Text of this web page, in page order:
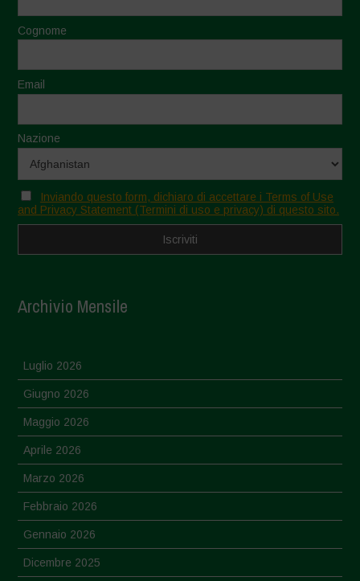
Cognome
Email
Nazione
Inviando questo form, dichiaro di accettare i Terms of Use
and Privacy Statement (Termini di uso e privacy) di questo sito.
Archivio Mensile
Luglio 2026
Giugno 2026
Maggio 2026
Aprile 2026
Marzo 2026
Febbraio 2026
Gennaio 2026
Dicembre 2025